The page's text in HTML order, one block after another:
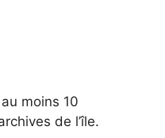
moins 10
de l’île.